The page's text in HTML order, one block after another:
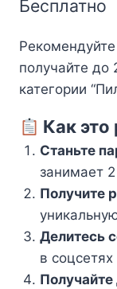
Бесплатно
получайте до
категории
Как это
Станьте
занимает
Получите
Делитесь
в соцсетях
Получайте